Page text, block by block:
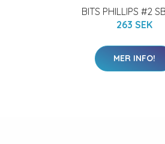
BITS PHILLIPS #2
263 SEK
MER INFO!